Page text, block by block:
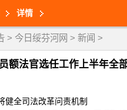
详情
> 今日绥芬河网 > 新闻 >
额法官选任工作上半年全
全司法改革问责机制